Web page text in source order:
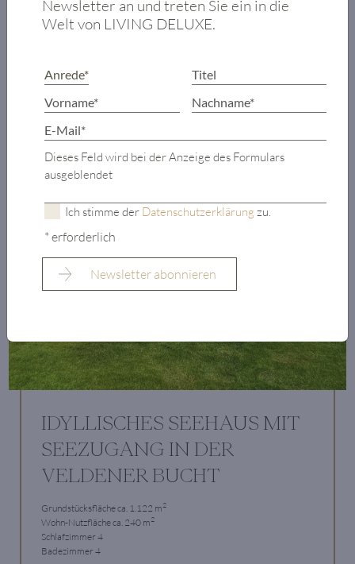
IDYLLISCHES SEEHAUS MIT
SEEZUGANG IN DER
VELDENER BUCHT
Grundstücksfläche ca. 1.122 m2
Wohn-Nutzfläche ca. 240 m2
Schlafzimmer 4
Badezimmer 4
Newsletter an und treten Sie ein in die
Welt von LIVING DELUXE.
Dieses Feld wird bei der Anzeige des Formulars
ausgeblendet
Ich stimme der Datenschutzerklärung zu.
* erforderlich